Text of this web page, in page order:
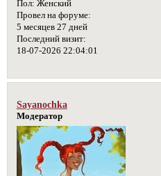
Пол: Женский
Провел на форуме:
5 месяцев 27 дней
Последний визит:
18-07-2026 22:04:01
Sayanochka
Модератор